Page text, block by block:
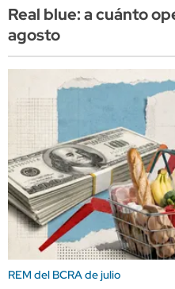
Real blue: a cuánto
agosto
REM del BCRA de julio